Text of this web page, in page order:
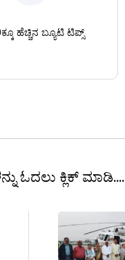
ಹೆಚ್ಚಿನ ಬ್ಯೂಟಿ ಟಿಪ್ಸ್
ಓದಲು ಕ್ಲಿಕ್ ಮಾಡಿ....